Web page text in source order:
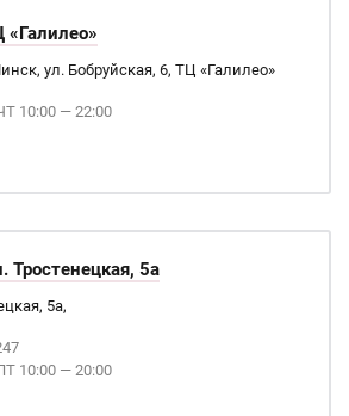
ул. Бобруйская, 6, ТЦ «Галилео»
10:00 — 22:00
Тростенецкая, 5а
5а,
10:00 — 20:00